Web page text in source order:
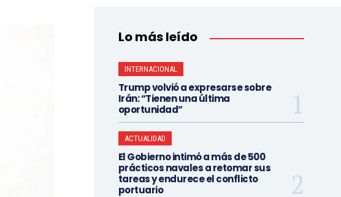
Lo más leído
INTERNACIONAL
Trump volvió a expresarse sobre
Irán: “Tienen una última
oportunidad”
ACTUALIDAD
El Gobierno intimó a más de 500
prácticos navales a retomar sus
tareas y endurece el conflicto
portuario